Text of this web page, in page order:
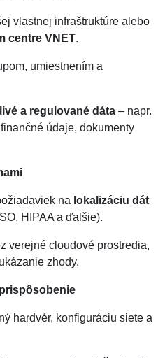
vlastnej infraštruktúre alebo
centre VNET.
umiestnením a
a regulované dáta – napr.
údaje, dokumenty
na lokalizáciu dát
HIPAA a ďalšie).
verejné cloudové prostredia,
zhody.
hardvér, konfiguráciu siete a